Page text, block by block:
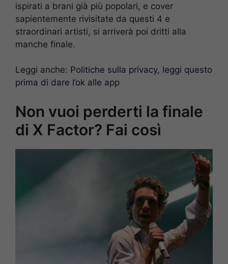
ispirati a brani già più popolari, e cover
sapientemente rivisitate da questi 4 e
straordinari artisti, si arriverà poi dritti alla
manche finale.
Leggi anche: Politiche sulla privacy, leggi questo
prima di dare l’ok alle app
Non vuoi perderti la finale
di X Factor? Fai così